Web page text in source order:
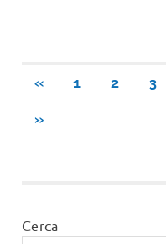
Paginazione
degli
«ARTICOLI
1 2 3
ARTICOLI
»
Cerca